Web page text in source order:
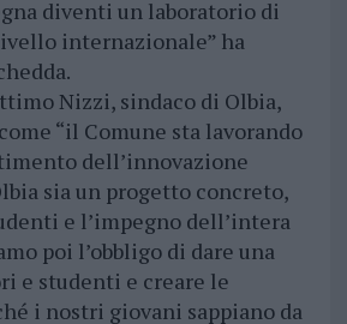
diventi un laboratorio di
internazionale” ha
Nizzi, sindaco di Olbia,
“il Comune sta lavorando
dell’innovazione
sia un progetto concreto,
e l’impegno dell’intera
poi l’obbligo di dare una
e studenti e creare le
i nostri giovani sappiano da